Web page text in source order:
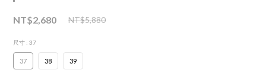
NT$2,680 NT$5,880
尺寸 : 37
37 38 39